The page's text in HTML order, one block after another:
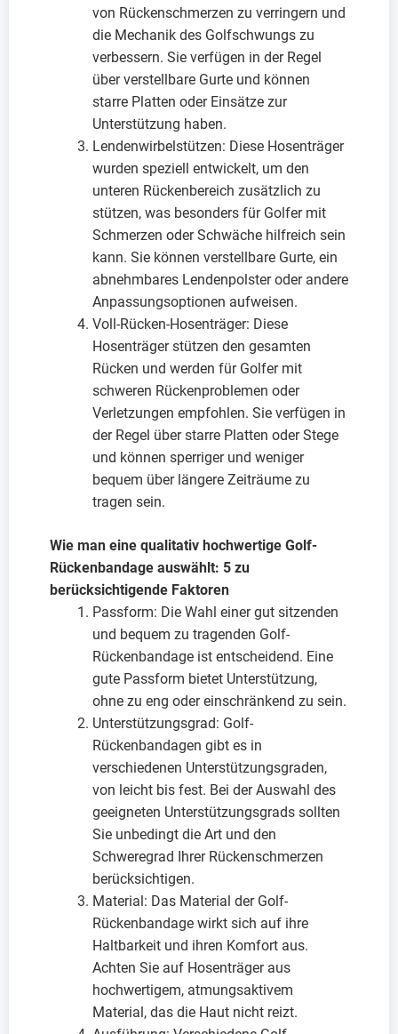
von Rückenschmerzen zu verringern und
die Mechanik des Golfschwungs zu
verbessern. Sie verfügen in der Regel
über verstellbare Gurte und können
starre Platten oder Einsätze zur
Unterstützung haben.
Lendenwirbelstützen: Diese Hosenträger
wurden speziell entwickelt, um den
unteren Rückenbereich zusätzlich zu
stützen, was besonders für Golfer mit
Schmerzen oder Schwäche hilfreich sein
kann. Sie können verstellbare Gurte, ein
abnehmbares Lendenpolster oder andere
Anpassungsoptionen aufweisen.
Voll-Rücken-Hosenträger: Diese
Hosenträger stützen den gesamten
Rücken und werden für Golfer mit
schweren Rückenproblemen oder
Verletzungen empfohlen. Sie verfügen in
der Regel über starre Platten oder Stege
und können sperriger und weniger
bequem über längere Zeiträume zu
tragen sein.
Wie man eine qualitativ hochwertige Golf-
Rückenbandage auswählt: 5 zu
berücksichtigende Faktoren
Passform: Die Wahl einer gut sitzenden
und bequem zu tragenden Golf-
Rückenbandage ist entscheidend. Eine
gute Passform bietet Unterstützung,
ohne zu eng oder einschränkend zu sein.
Unterstützungsgrad: Golf-
Rückenbandagen gibt es in
verschiedenen Unterstützungsgraden,
von leicht bis fest. Bei der Auswahl des
geeigneten Unterstützungsgrads sollten
Sie unbedingt die Art und den
Schweregrad Ihrer Rückenschmerzen
berücksichtigen.
Material: Das Material der Golf-
Rückenbandage wirkt sich auf ihre
Haltbarkeit und ihren Komfort aus.
Achten Sie auf Hosenträger aus
hochwertigem, atmungsaktivem
Material, das die Haut nicht reizt.